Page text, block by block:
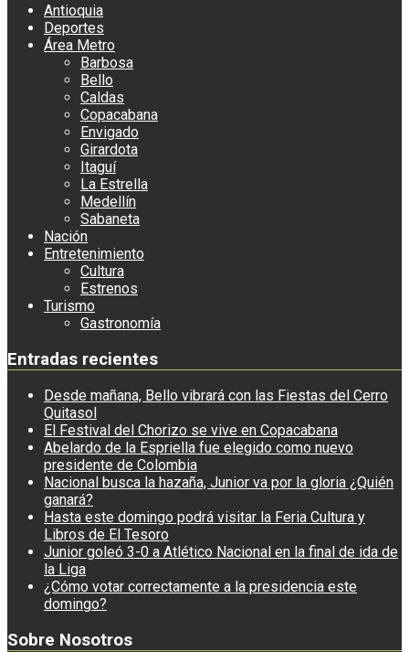
Antioquia
Deportes
Área Metro
Barbosa
Bello
Caldas
Copacabana
Envigado
Girardota
Itaguí
La Estrella
Medellín
Sabaneta
Nación
Entretenimiento
Cultura
Estrenos
Turismo
Gastronomía
Entradas recientes
Desde mañana, Bello vibrará con las Fiestas del Cerro
Quitasol
El Festival del Chorizo se vive en Copacabana
Abelardo de la Espriella fue elegido como nuevo
presidente de Colombia
Nacional busca la hazaña, Junior va por la gloria ¿Quién
ganará?
Hasta este domingo podrá visitar la Feria Cultura y
Libros de El Tesoro
Junior goleó 3-0 a Atlético Nacional en la final de ida de
la Liga
¿Cómo votar correctamente a la presidencia este
domingo?
Sobre Nosotros